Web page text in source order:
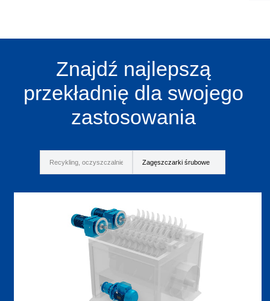
Znajdź najlepszą
przekładnię dla swojego
zastosowania